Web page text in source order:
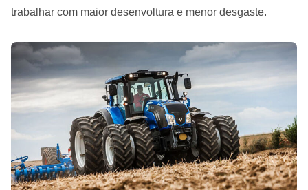
trabalhar com maior desenvoltura e menor desgaste.